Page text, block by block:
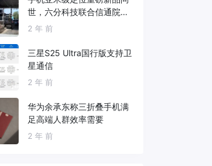
世，六分科技联合信通院发
布免费服务
2 年 前
三星S25 Ultra国行版支持卫
星通信
2 年 前
华为余承东称三折叠手机满
足高端人群效率需要
2 年 前